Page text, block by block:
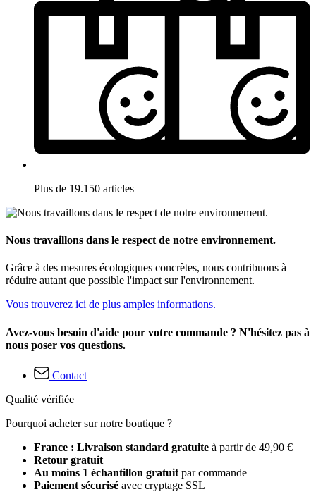
Plus de 19.150 articles
Nous travaillons dans le respect de notre environnement.
Grâce à des mesures écologiques concrètes, nous contribuons à
réduire autant que possible l'impact sur l'environnement.
Vous trouverez ici de plus amples informations.
Avez-vous besoin d'aide pour votre commande ? N'hésitez pas à
nous poser vos questions.
Contact
Qualité vérifiée
Pourquoi acheter sur notre boutique ?
France : Livraison standard gratuite à partir de 49,90 €
Retour gratuit
Au moins 1 échantillon gratuit par commande
Paiement sécurisé avec cryptage SSL